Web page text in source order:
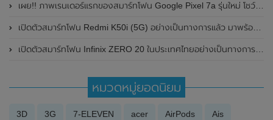
เผย!! ภาพเรนเดอร์แรกของสมาร์ทโฟน Google Pixel 7a รุ่นใหม่ โชว์ดีไซน์ของตัวเครื่องรอบด้าน
เปิดตัวสมาร์ทโฟน Redmi K50i (5G) อย่างเป็นทางการแล้ว มาพร้อมชิป Dimensity 8100 และหน้าจอแสดงผล 144Hz , LCD
เปิดตัวสมาร์ทโฟน Infinix ZERO 20 ในประเทศไทยอย่างเป็นทางการแล้ว มาพร้อมกับกล้องหน้าความละเอียดสูงถึง 60MP พร้อมออโต้โฟกัสและระบบกันสั่น OIS
หมวดหมู่ยอดนิยม
3D 3G 7-ELEVEN acer AirPods Ais